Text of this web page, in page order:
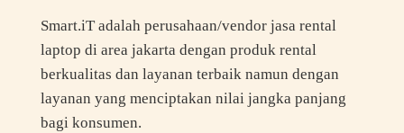
Smart.iT adalah perusahaan/vendor jasa rental
laptop di area jakarta dengan produk rental
berkualitas dan layanan terbaik namun dengan
layanan yang menciptakan nilai jangka panjang
bagi konsumen.